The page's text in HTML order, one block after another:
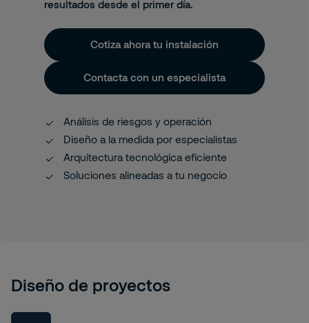
resultados desde el primer día.
Cotiza ahora tu instalación
Contacta con un especialista
Análisis de riesgos y operación
Diseño a la medida por especialistas
Arquitectura tecnológica eficiente
Soluciones alineadas a tu negocio
Diseño de proyectos